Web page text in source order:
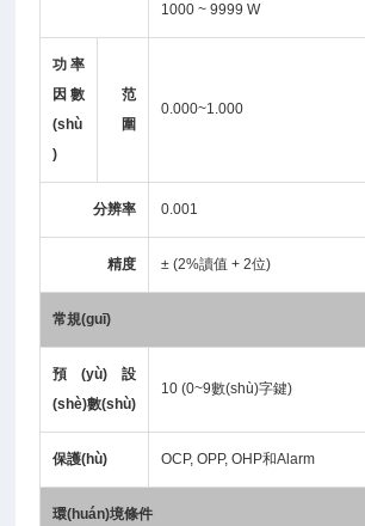
1000 ~ 9999 W
功率
因數
(shù
)
范
圍
0.000~1.000
分辨率 0.001
精度 ± (2%讀值 + 2位)
常規(guī)
預(yù)設
(shè)數(shù)
10 (0~9數(shù)字鍵)
保護(hù) OCP, OPP, OHP和Alarm
環(huán)境條件